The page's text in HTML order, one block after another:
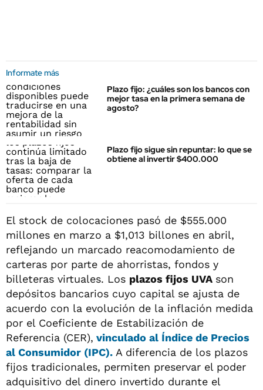
Informate más
Plazo fijo: ¿cuáles son los bancos con
mejor tasa en la primera semana de
agosto?
Plazo fijo sigue sin repuntar: lo que se
obtiene al invertir $400.000
El stock de colocaciones pasó de $555.000
millones en marzo a $1,013 billones en abril,
reflejando un marcado reacomodamiento de
carteras por parte de ahorristas, fondos y
billeteras virtuales. Los plazos fijos UVA son
depósitos bancarios cuyo capital se ajusta de
acuerdo con la evolución de la inflación medida
por el Coeficiente de Estabilización de
Referencia (CER), vinculado al Índice de Precios
al Consumidor (IPC). A diferencia de los plazos
fijos tradicionales, permiten preservar el poder
adquisitivo del dinero invertido durante el